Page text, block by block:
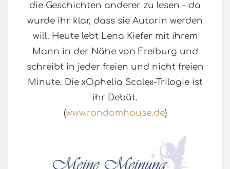
die Geschichten anderer zu lesen – da
wurde ihr klar, dass sie Autorin werden
will. Heute lebt Lena Kiefer mit ihrem
Mann in der Nähe von Freiburg und
schreibt in jeder freien und nicht freien
Minute. Die »Ophelia Scale«-Trilogie ist
ihr Debüt.
(www.randomhouse.de)